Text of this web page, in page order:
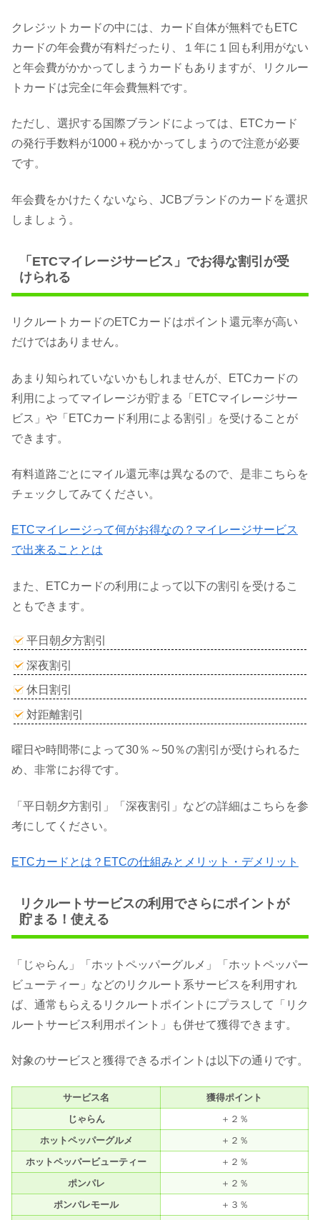
クレジットカードの中には、カード自体が無料でもETC
カードの年会費が有料だったり、１年に１回も利用がない
と年会費がかかってしまうカードもありますが、リクルー
トカードは完全に年会費無料です。
ただし、選択する国際ブランドによっては、ETCカード
の発行手数料が1000＋税かかってしまうので注意が必要
です。
年会費をかけたくないなら、JCBブランドのカードを選択
しましょう。
「ETCマイレージサービス」でお得な割引が受
けられる
リクルートカードのETCカードはポイント還元率が高い
だけではありません。
あまり知られていないかもしれませんが、ETCカードの
利用によってマイレージが貯まる「ETCマイレージサー
ビス」や「ETCカード利用による割引」を受けることが
できます。
有料道路ごとにマイル還元率は異なるので、是非こちらを
チェックしてみてください。
ETCマイレージって何がお得なの？マイレージサービス
で出来ることとは
また、ETCカードの利用によって以下の割引を受けるこ
ともできます。
平日朝夕方割引
深夜割引
休日割引
対距離割引
曜日や時間帯によって30％～50％の割引が受けられるた
め、非常にお得です。
「平日朝夕方割引」「深夜割引」などの詳細はこちらを参
考にしてください。
ETCカードとは？ETCの仕組みとメリット・デメリット
リクルートサービスの利用でさらにポイントが
貯まる！使える
「じゃらん」「ホットペッパーグルメ」「ホットペッパー
ビューティー」などのリクルート系サービスを利用すれ
ば、通常もらえるリクルートポイントにプラスして「リク
ルートサービス利用ポイント」も併せて獲得できます。
対象のサービスと獲得できるポイントは以下の通りです。
サービス名
獲得ポイント
じゃらん
＋２％
ホットペッパーグルメ
＋２％
ホットペッパービューティー
＋２％
ポンパレ
＋２％
ポンパレモール
＋３％